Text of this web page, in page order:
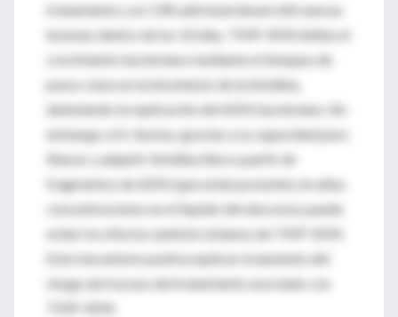
tratamiento y un 13% adicional desarrolló nuevas
lesiones dentro de los 10 días. TMP-SMX inhibe el
crecimiento bacteriano mediante el bloqueo de
pasos clave en la biosíntesis de la timidina,
deteniendo la replicación del ADN bacteriano. Sin
embargo, el S. Aureus, gracias a su capacidad para
liberar y adquirir timidina libre a partir de
fragmentos de ADN (que están presentes en altas
concentraciones en el líquido del absceso), puede
evitar los efectos antimicrobianos de TMP-SMX.
Este mecanismo podría explicar el aumento del
riesgo de fracaso del tratamiento asociado con
TMP-SMX.